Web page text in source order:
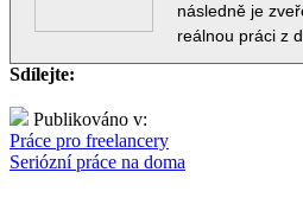
následně je
reálnou práci z
Sdílejte:
Publikováno v:
Práce pro freelancery
Seriózní práce na doma